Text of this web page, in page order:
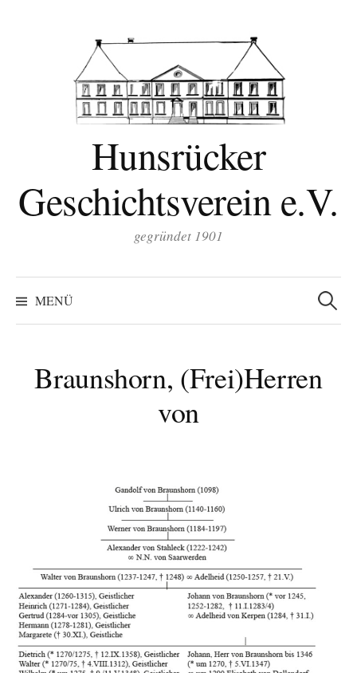
Hunsrücker
Geschichtsverein e.V.
gegründet 1901
MENÜ
Suchen
nach:
Braunshorn, (Frei)Herren
von